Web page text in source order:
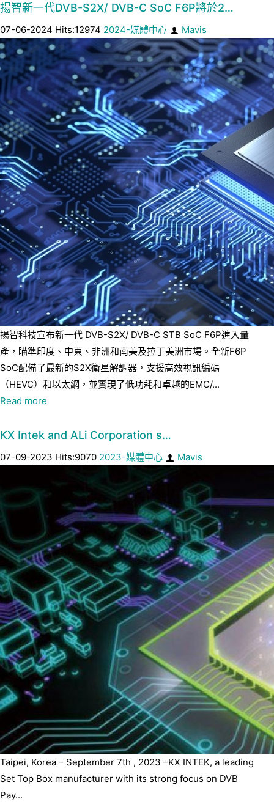
揚智新一代DVB-S2X/ DVB-C SoC F6P將於2…
07-06-2024 Hits:12974 2024-媒體中心 Mavis
揚智科技宣布新一代 DVB-S2X/ DVB-C STB SoC F6P進入量
產，瞄準印度、中東、非洲和南美及拉丁美洲市場。全新F6P
SoC配備了最新的S2X衛星解調器，支援高效視訊編碼
（HEVC）和以太網，並實現了低功耗和卓越的EMC/...
Read more
KX Intek and ALi Corporation s…
07-09-2023 Hits:9070 2023-媒體中心 Mavis
Taipei, Korea – September 7th , 2023 –KX INTEK, a leading
Set Top Box manufacturer with its strong focus on DVB
Pay...